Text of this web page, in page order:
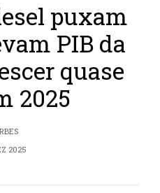
puxam
PIB da
quase
2025
2025